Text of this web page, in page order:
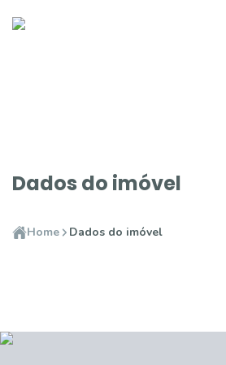
Dados do imóvel
Home Dados do imóvel